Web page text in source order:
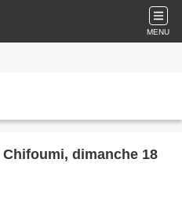
MENU
dimanche 18